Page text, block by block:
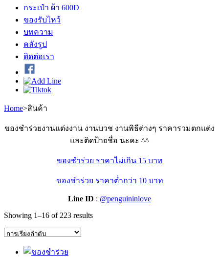
กระเป๋า ผ้า 600D
ของรับไหว้
บทความ
คลังรูป
ติดต่อเรา
Home>สินค้า
ของชำร่วยงานแต่งงาน งานบวช งานพิธีต่างๆ ราคารวมตกแต่ง
และติดป้ายชื่อ นะคะ ^^
ของชำร่วย ราคาไม่เกิน 15 บาท
ของชำร่วย ราคาต่ำกว่า 10 บาท
Line ID : @penguininlove
Showing 1–16 of 223 results